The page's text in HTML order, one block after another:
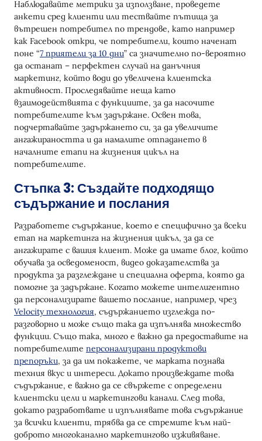
Наблюдавайте метрики за използване, проведете
анкети сред клиенти или тествайте пътища за
вътрешен потребител по трендове, като например
как Facebook откри, че потребители, които наченат
поне “7 приятели за 10 дни” са значително по-вероятно
да останат – перфектен случай на данъчния
маркетинг, който води до увеличена клиентска
активност. Проследявайте неща като
взаимодействията с функциите, за да насочите
потребителите към задържане. Освен това,
подчертавайте задържането си, за да увеличите
ангажираността и да намалите отпадането в
началните етапи на жизнения цикъл на
потребителите.
Стъпка 3: Създайте подходящо
съдържание и послания
Разработете съдържание, което е специфично за всеки
етап на маркетинга на жизнения цикъл, за да се
ангажирате с вашия клиент. Може да имате блог, който
обучава за осведоменост, видео доказателства за
продукта за разглеждане и специална оферта, която да
помогне за задържане. Когато можете интелигентно
да персонализирате вашето послание, например, чрез
Velocity технология, съдържанието изглежда по-
разговорно и може също така да изпълнява множество
функции. Също така, много е важно да предоставите на
потребителите персонализирани продуктови
препоръки, за да им покажете, че марката познава
техния вкус и интереси. Докато произвеждате това
съдържание, е важно да се свържете с определени
клиентски цели и маркетингови канали. След това,
докато разработвате и изпълнявате това съдържание
за всички клиенти, трябва да се стремите към най-
доброто многоканално маркетингово изживяване.